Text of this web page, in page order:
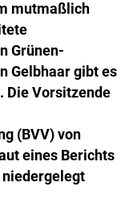
mutmaßlich
Grünen-
Gelbhaar gibt es
Die Vorsitzende
(BVV) von
eines Berichts
niedergelegt